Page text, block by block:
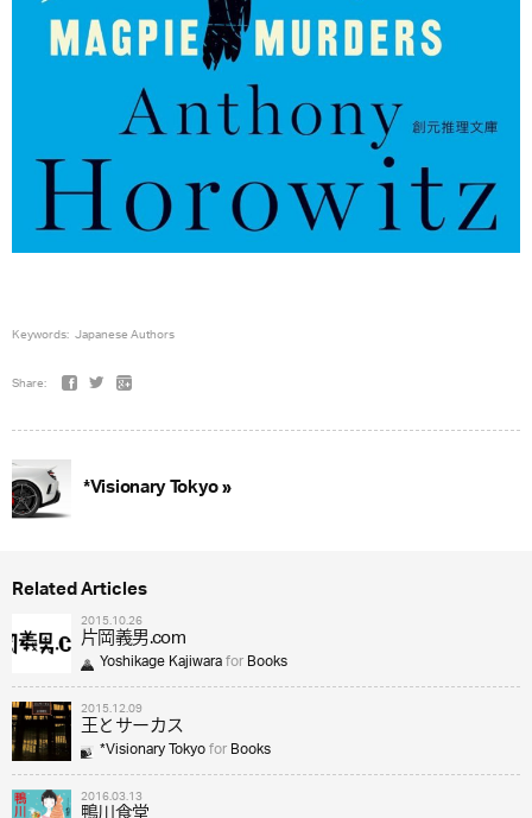
Keywords: Japanese Authors
Share:
*Visionary Tokyo »
Related Articles
2015.10.26
片岡義男.com
Yoshikage KajiwaraforBooks
2015.12.09
王とサーカス
*Visionary TokyoforBooks
2016.03.13